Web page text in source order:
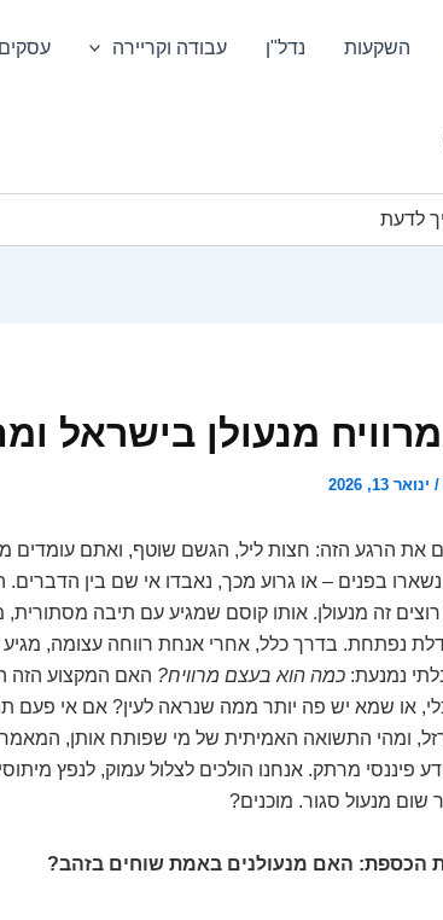
השקעות נדל"ן עבודה וקריירה עסקים
לדעת
מנעולן בישראל
/ ינואר 13, 2026
את הרגע הזה: חצות ליל, הגשם שוטף, ואתם עומדים
בפנים – או גרוע מכך, נאבדו אי שם בין הדברים.
זה מנעולן. אותו קוסם שמגיע עם תיבה
נפתחת. בדרך כלל, אחרי אנחת רווחה עצומה, מגיע
נמנעת: כמה הוא בעצם מרוויח? האם המקצוע הזה
או שמא יש פה יותר ממה שנראה לעין? אם אי
ומהי התשואה האמיתית של מי שפותח אותן,
פיננסי מרתק. אנחנו הולכים לצלול עמוק, לנפץ
שום מנעול סגור. מוכנים?
הכספת: האם מנעולנים באמת שוחים בזהב?